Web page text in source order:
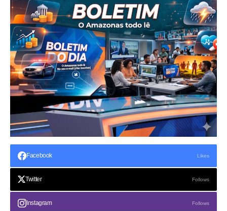
Facebook Likes
Twitter Follows
Instagram Follows